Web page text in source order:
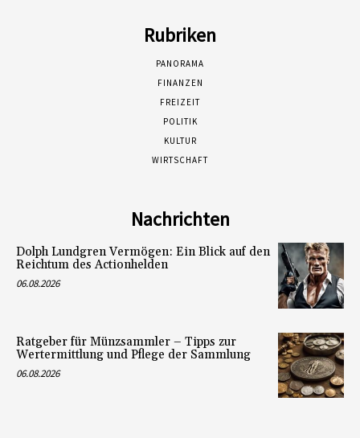
Rubriken
PANORAMA
FINANZEN
FREIZEIT
POLITIK
KULTUR
WIRTSCHAFT
Nachrichten
Dolph Lundgren Vermögen: Ein Blick auf den
Reichtum des Actionhelden
06.08.2026
Ratgeber für Münzsammler – Tipps zur
Wertermittlung und Pflege der Sammlung
06.08.2026